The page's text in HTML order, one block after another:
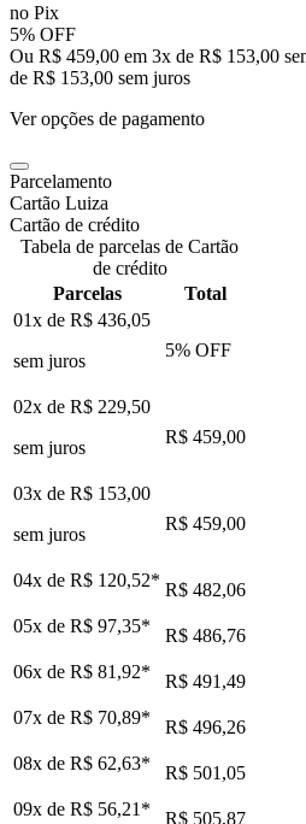
no Pix
5% OFF
Ou R$ 459,00 em 3x de R$ 153,00
de R$ 153,00 sem juros
Ver opções de pagamento
Parcelamento
Cartão Luiza
Cartão de crédito
Tabela de parcelas de Cartão
de crédito
Parcelas
Total
01x de R$ 436,05
sem juros
5% OFF
02x de R$ 229,50
sem juros
R$ 459,00
03x de R$ 153,00
sem juros
R$ 459,00
04x de R$ 120,52* R$ 482,06
05x de R$ 97,35*
R$ 486,76
06x de R$ 81,92*
R$ 491,49
07x de R$ 70,89*
R$ 496,26
08x de R$ 62,63*
R$ 501,05
09x de R$ 56,21 *
R$ 505,87